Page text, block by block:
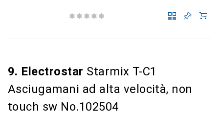
9. Electrostar Starmix T-C1
Asciugamani ad alta velocità, non
touch sw No.102504